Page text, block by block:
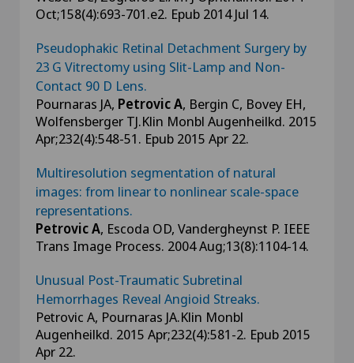
Oct;158(4):693-701.e2. Epub 2014 Jul 14.
Pseudophakic Retinal Detachment Surgery by
23 G Vitrectomy using Slit-Lamp and Non-
Contact 90 D Lens.
Pournaras JA, Petrovic A, Bergin C, Bovey EH,
Wolfensberger TJ.Klin Monbl Augenheilkd. 2015
Apr;232(4):548-51. Epub 2015 Apr 22.
Multiresolution segmentation of natural
images: from linear to nonlinear scale-space
representations.
Petrovic A, Escoda OD, Vandergheynst P. IEEE
Trans Image Process. 2004 Aug;13(8):1104-14.
Unusual Post-Traumatic Subretinal
Hemorrhages Reveal Angioid Streaks.
Petrovic A, Pournaras JA.Klin Monbl
Augenheilkd. 2015 Apr;232(4):581-2. Epub 2015
Apr 22.